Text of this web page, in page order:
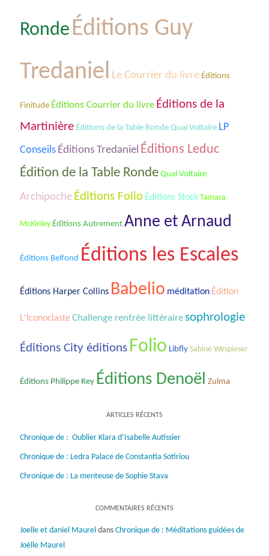
Ronde Éditions Guy
Tredaniel Le Courrier du livre Éditions
Finitude Éditions Courrier du livre Éditions de la
Martinière Éditions de la Table Ronde Quai Voltaire LP
Conseils Éditions Tredaniel Éditions Leduc
Édition de la Table Ronde Quai Voltaire
Archipoche Éditions Folio Éditions Stock Tamara
McKinley Éditions Autrement Anne et Arnaud
Éditions Belfond Éditions les Escales
Éditions Harper Collins Babelio méditation Édition
L'Iconoclaste Challenge rentrée littéraire sophrologie
Éditions City éditions Folio Libfly Sabine Wespieser
Éditions Philippe Rey Éditions Denoël Zulma
ARTICLES RÉCENTS
Chronique de : Oublier Klara d’Isabelle Autissier
Chronique de : Ledra Palace de Constantia Sotiriou
Chronique de : La menteuse de Sophie Stava
COMMENTAIRES RÉCENTS
Joelle et daniel Maureldans Chronique de : Méditations guidées de
Joëlle Maurel